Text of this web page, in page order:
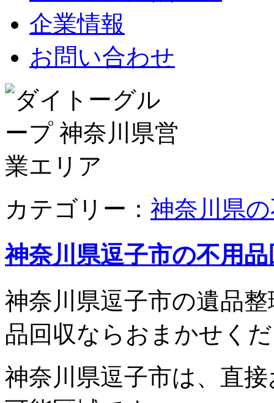
企業情報
お問い合わせ
カテゴリー： 神奈川県
神奈川県逗子市の不用
神奈川県逗子市の遺品
品回収ならおまかせく
神奈川県逗子市は、直